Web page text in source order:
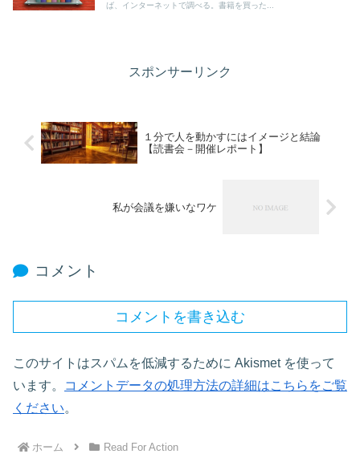
ば、インターネットで調べる。書籍を買った...
スポンサーリンク
１分で人を動かすにはイメージと結論
【読書会－開催レポート】
私が会議を嫌いなワケ
コメント
コメントを書き込む
このサイトはスパムを低減するために Akismet を使って
います。
コメントデータの処理方法の詳細はこちらをご覧
ください。
ホーム Read For Action